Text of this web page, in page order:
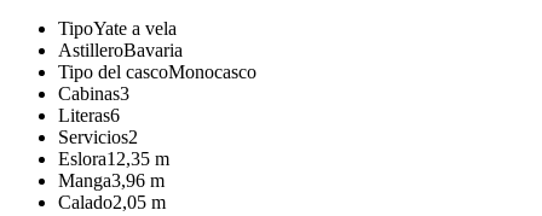
TipoYate a vela
AstilleroBavaria
Tipo del cascoMonocasco
Cabinas3
Literas6
Servicios2
Eslora12,35 m
Manga3,96 m
Calado2,05 m